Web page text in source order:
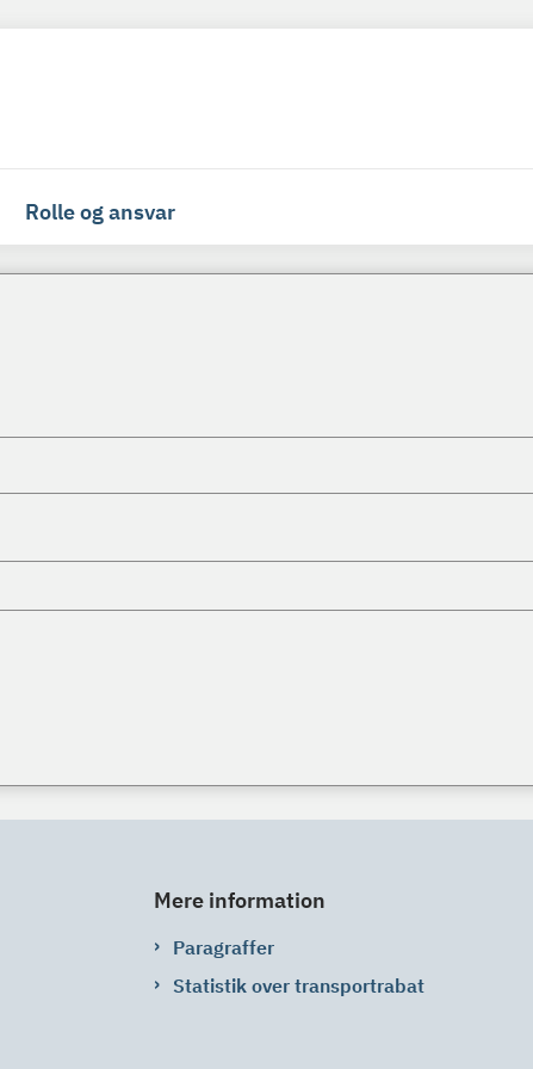
Rolle og ansvar
Mere information
Paragraffer
Statistik over transportrabat